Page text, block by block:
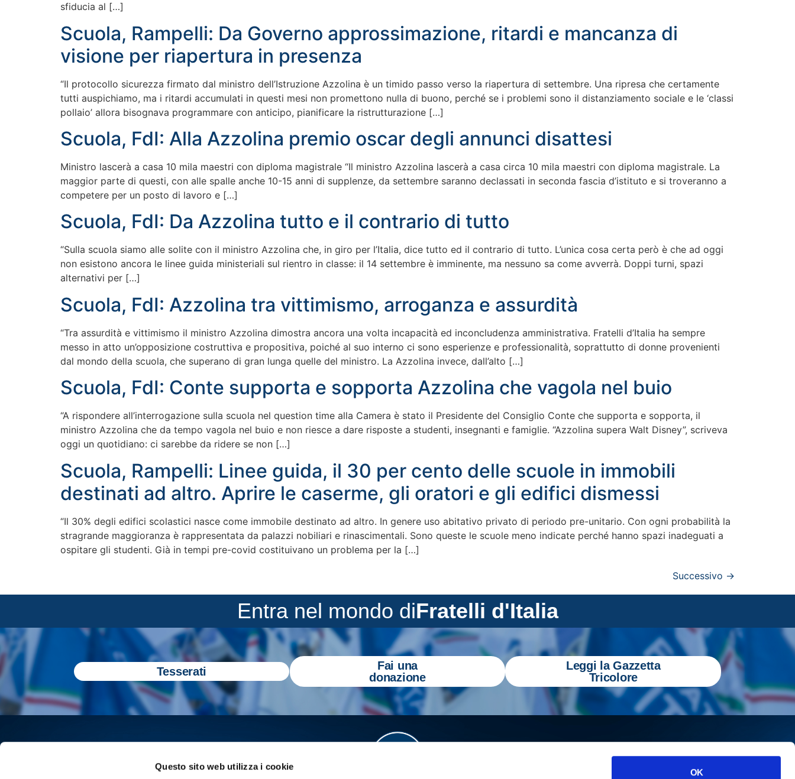
Questo sito web utilizza i cookie
OK
sfiducia al […]
Scuola, Rampelli: Da Governo approssimazione, ritardi e mancanza di
visione per riapertura in presenza
“Il protocollo sicurezza firmato dal ministro dell’Istruzione Azzolina è un timido passo verso la riapertura di settembre. Una ripresa che certamente
tutti auspichiamo, ma i ritardi accumulati in questi mesi non promettono nulla di buono, perché se i problemi sono il distanziamento sociale e le ‘classi
pollaio’ allora bisognava programmare con anticipo, pianificare la ristrutturazione […]
Scuola, FdI: Alla Azzolina premio oscar degli annunci disattesi
Ministro lascerà a casa 10 mila maestri con diploma magistrale “Il ministro Azzolina lascerà a casa circa 10 mila maestri con diploma magistrale. La
maggior parte di questi, con alle spalle anche 10-15 anni di supplenze, da settembre saranno declassati in seconda fascia d’istituto e si troveranno a
competere per un posto di lavoro e […]
Scuola, FdI: Da Azzolina tutto e il contrario di tutto
“Sulla scuola siamo alle solite con il ministro Azzolina che, in giro per l’Italia, dice tutto ed il contrario di tutto. L’unica cosa certa però è che ad oggi
non esistono ancora le linee guida ministeriali sul rientro in classe: il 14 settembre è imminente, ma nessuno sa come avverrà. Doppi turni, spazi
alternativi per […]
Scuola, FdI: Azzolina tra vittimismo, arroganza e assurdità
“Tra assurdità e vittimismo il ministro Azzolina dimostra ancora una volta incapacità ed inconcludenza amministrativa. Fratelli d’Italia ha sempre
messo in atto un’opposizione costruttiva e propositiva, poiché al suo interno ci sono esperienze e professionalità, soprattutto di donne provenienti
dal mondo della scuola, che superano di gran lunga quelle del ministro. La Azzolina invece, dall’alto […]
Scuola, FdI: Conte supporta e sopporta Azzolina che vagola nel buio
“A rispondere all’interrogazione sulla scuola nel question time alla Camera è stato il Presidente del Consiglio Conte che supporta e sopporta, il
ministro Azzolina che da tempo vagola nel buio e non riesce a dare risposte a studenti, insegnanti e famiglie. “Azzolina supera Walt Disney”, scriveva
oggi un quotidiano: ci sarebbe da ridere se non […]
Scuola, Rampelli: Linee guida, il 30 per cento delle scuole in immobili
destinati ad altro. Aprire le caserme, gli oratori e gli edifici dismessi
“Il 30% degli edifici scolastici nasce come immobile destinato ad altro. In genere uso abitativo privato di periodo pre-unitario. Con ogni probabilità la
stragrande maggioranza è rappresentata da palazzi nobiliari e rinascimentali. Sono queste le scuole meno indicate perché hanno spazi inadeguati a
ospitare gli studenti. Già in tempi pre-covid costituivano un problema per la […]
Successivo →
Entra nel mondo diFratelli d'Italia
Tesserati
Fai una
donazione
Leggi la Gazzetta
Tricolore